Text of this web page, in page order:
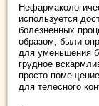
используется
болезненных
образом, были
для уменьшения
грудное
просто
для телесного